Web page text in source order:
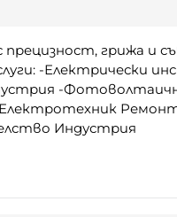
грижа и
-Електрически
-
Индустрия